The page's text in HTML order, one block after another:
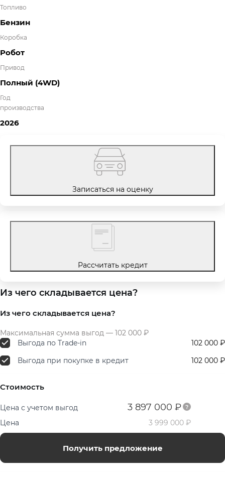
Топливо
Бензин
Коробка
Робот
Привод
Полный (4WD)
Год
производства
2026
Записаться на оценку
Рассчитать кредит
Из чего складывается цена?
Из чего складывается цена?
Максимальная сумма выгод — 102 000 ₽
Выгода по Trade-in
102 000 ₽
Выгода при покупке в кредит
102 000 ₽
Стоимость
Цена с учетом выгод 3 897 000 ₽
Цена 3 999 000 ₽
Получить предложение